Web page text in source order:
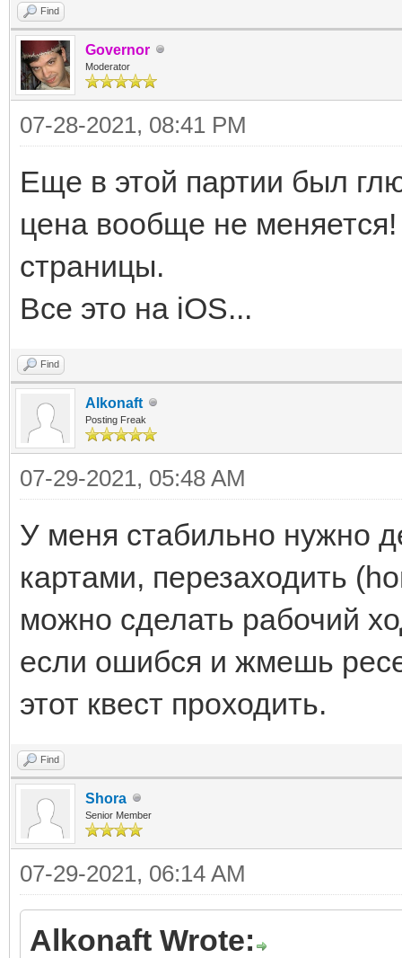
Find
Governor
Moderator
07-28-2021, 08:41 PM
Еще в этой партии был
цена вообще не меняется!
страницы.
Все это на iOS...
Find
Alkonaft
Posting Freak
07-29-2021, 05:48 AM
У меня стабильно нужно
картами, перезаходить
можно сделать рабочий
если ошибся и жмешь
этот квест проходить.
Find
Shora
Senior Member
07-29-2021, 06:14 AM
Alkonaft Wrote: